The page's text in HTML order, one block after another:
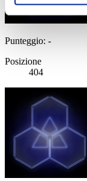
Punteggio: -
Posizione
404